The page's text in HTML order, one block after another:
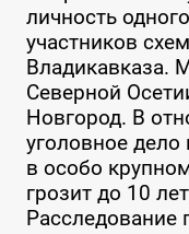
личность
участников
Владикавказа.
Северной
Новгород. В
уголовное
в особо
грозит до 10
Расследование